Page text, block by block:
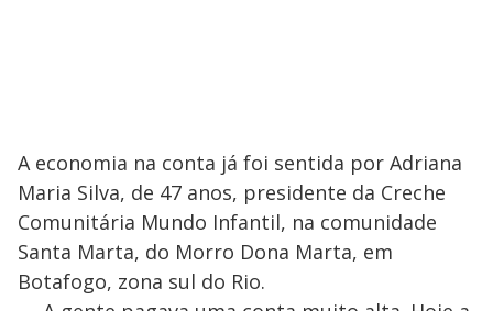
A economia na conta já foi sentida por Adriana
Maria Silva, de 47 anos, presidente da Creche
Comunitária Mundo Infantil, na comunidade
Santa Marta, do Morro Dona Marta, em
Botafogo, zona sul do Rio.